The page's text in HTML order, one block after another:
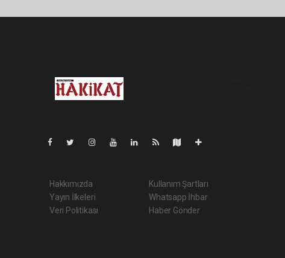
Hakkımızda
Yayın İlkeleri
Veri Politikası
Kullanım Şartları
Whatsapp İhbar
Haber Gönder